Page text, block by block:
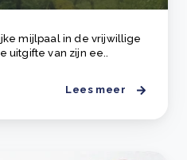
mijlpaal in de vrijwillige
uitgifte van zijn ee..
Lees meer